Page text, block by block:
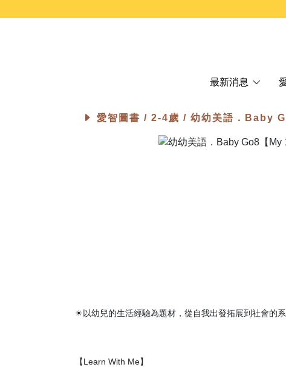
最新消息
愛智圖書 / 2-4歲/ 幼幼美語．Baby
☀以幼兒的生活經驗為題材，從自我出發拓展到社會的系
【Learn With Me】